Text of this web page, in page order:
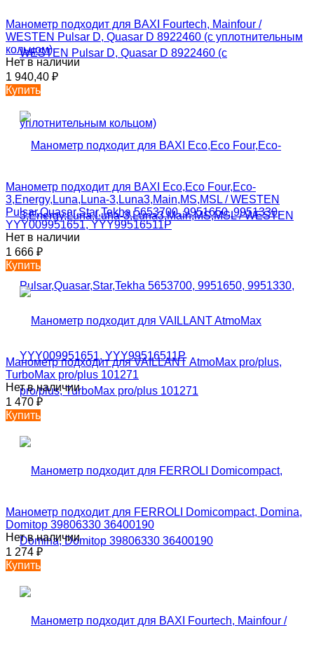
Манометр подходит для BAXI Fourtech, Mainfour /
WESTEN Pulsar D, Quasar D 8922460 (с уплотнительным
кольцом)
Нет в наличии
1 940,40 ₽
Купить
Манометр подходит для BAXI Eco,Eco Four,Eco-
3,Energy,Luna,Luna-3,Luna3,Main,MS,MSL / WESTEN
Pulsar,Quasar,Star,Tekha 5653700, 9951650, 9951330,
YYY009951651, YYY99516511P
Нет в наличии
1 666 ₽
Купить
Манометр подходит для VAILLANT AtmoMax pro/plus,
TurboMax pro/plus 101271
Нет в наличии
1 470 ₽
Купить
Манометр подходит для FERROLI Domicompact, Domina,
Domitop 39806330 36400190
Нет в наличии
1 274 ₽
Купить